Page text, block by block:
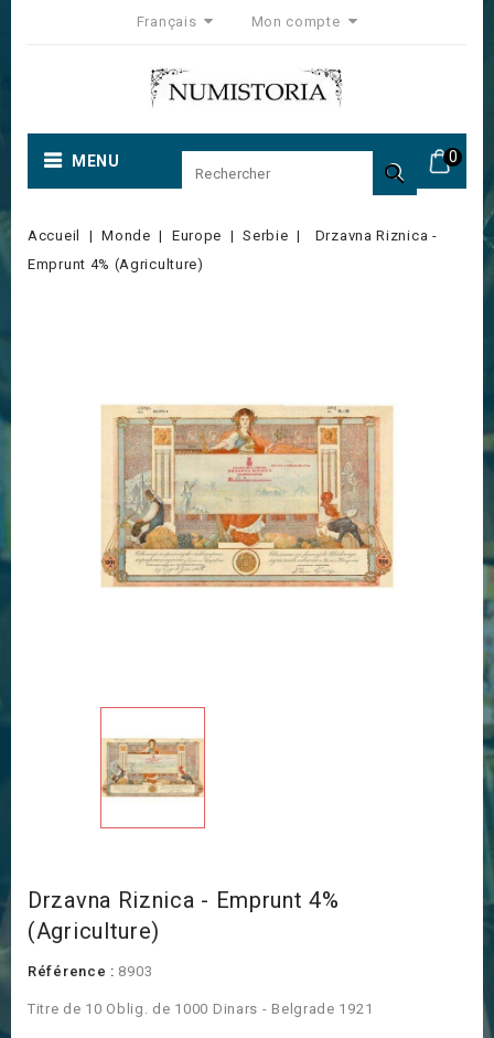
Français Mon compte
0
MENU 
Accueil Monde Europe Serbie
Drzavna Riznica -
Emprunt 4% (Agriculture)
Drzavna Riznica - Emprunt 4%
(Agriculture)
Référence : 8903
Titre de 10 Oblig. de 1000 Dinars - Belgrade 1921